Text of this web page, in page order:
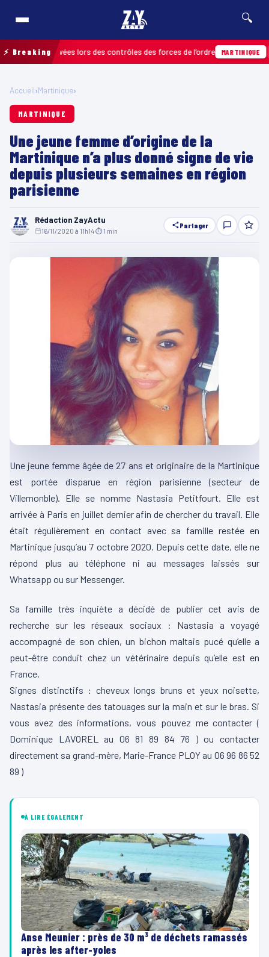
🔍
⚡ Breaking
relevées lors des contrôles des forces de l’ordre MARTINIQUE 04/08
Accueil›Martinique›
MARTINIQUE
Une jeune femme d’origine de la
Martinique n’a plus donné signe de vie
depuis plusieurs semaines en région
parisienne
Rédaction ZayActu
16/11/2020 à 11h14⏱ 1 min
Partager
Une jeune femme âgée de 27 ans et originaire de la Martinique
est portée disparue en région parisienne (secteur de
Villemonble). Elle se nomme Nastasia Petitfourt. Elle est
arrivée à Paris en juillet dernier afin de chercher du travail. Elle
était régulièrement en contact avec sa famille restée en
Martinique jusqu’au 7 octobre 2020. Depuis cette date, elle ne
répond plus au téléphone ni au messages laissés sur
Whatsapp ou sur Messenger.
Sa famille très inquiète a décidé de publier cet avis de
recherche sur les réseaux sociaux : Nastasia a voyagé
accompagné de son chien, un bichon maltais pucé qu’elle a
peut-être conduit chez un vétérinaire depuis qu’elle est en
France.
Signes distinctifs : cheveux longs bruns et yeux noisette,
Nastasia présente des tatouages sur la main et sur le bras. Si
vous avez des informations, vous pouvez me contacter (
Dominique LAVOREL au 06 81 89 84 76 ) ou contacter
directement sa grand-mère, Marie-France PLOY au 06 96 86 52
89 )
À LIRE ÉGALEMENT
Anse Meunier : près de 30 m³ de déchets ramassés
après les after-yoles